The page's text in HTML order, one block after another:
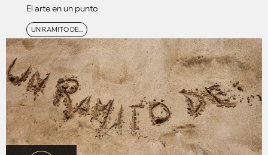
El arte en un punto
UN RAMITO DE...